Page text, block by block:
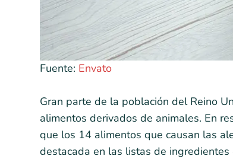
Fuente: Envato
Gran parte de la población del Reino
alimentos derivados de animales. En
que los 14 alimentos que causan las
destacada en las listas de